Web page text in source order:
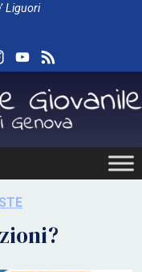
Liguori
Instagram
YouTube